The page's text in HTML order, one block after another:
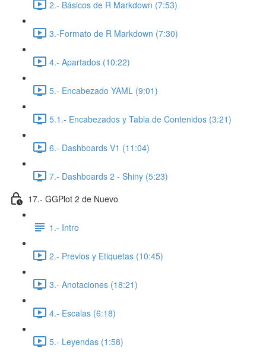
2.- Básicos de R Markdown (7:53)
3.-Formato de R Markdown (7:30)
4.- Apartados (10:22)
5.- Encabezado YAML (9:01)
5.1.- Encabezados y Tabla de Contenidos (3:21)
6.- Dashboards V1 (11:04)
7.- Dashboards 2 - Shiny (5:23)
17.- GGPlot 2 de Nuevo
1.- Intro
2.- Previos y Etiquetas (10:45)
3.- Anotaciones (18:21)
4.- Escalas (6:18)
5.- Leyendas (1:58)